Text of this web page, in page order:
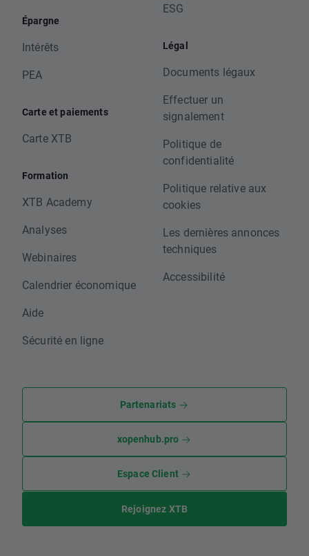
Épargne
Intérêts
PEA
Carte et paiements
Carte XTB
Formation
XTB Academy
Analyses
Webinaires
Calendrier économique
Aide
Sécurité en ligne
ESG
Légal
Documents légaux
Effectuer un
signalement
Politique de
confidentialité
Politique relative aux
cookies
Les dernières annonces
techniques
Accessibilité
Partenariats
xopenhub.pro
Espace Client
Rejoignez XTB